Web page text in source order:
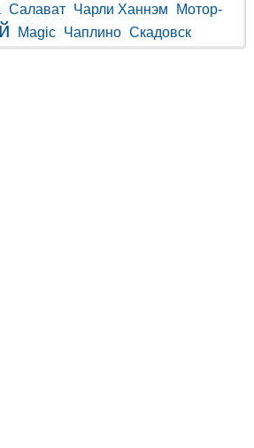
Салават Чарли Ханнэм
Мотор-
Magic Чаплино Скадовск